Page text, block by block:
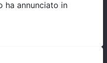
ha annunciato in